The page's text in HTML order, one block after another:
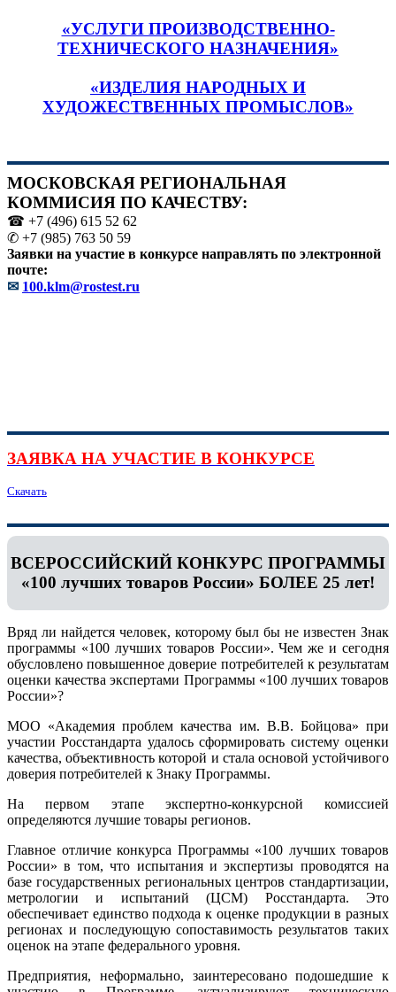
«УСЛУГИ ПРОИЗВОДСТВЕННО-
ТЕХНИЧЕСКОГО НАЗНАЧЕНИЯ»
«ИЗДЕЛИЯ НАРОДНЫХ И
ХУДОЖЕСТВЕННЫХ ПРОМЫСЛОВ»
МОСКОВСКАЯ РЕГИОНАЛЬНАЯ
КОММИСИЯ ПО КАЧЕСТВУ:
☎ +7 (496) 615 52 62
✆ +7 (985) 763 50 59
Заявки на участие в конкурсе направлять по электронной
почте:
✉ 100.klm@rostest.ru
ЗАЯВКА НА УЧАСТИЕ В КОНКУРСЕ
Скачать
ВСЕРОССИЙСКИЙ КОНКУРС ПРОГРАММЫ
«100 лучших товаров России» БОЛЕЕ 25 лет!
Вряд ли найдется человек, которому был бы не известен Знак
программы «100 лучших товаров России». Чем же и сегодня
обусловлено повышенное доверие потребителей к результатам
оценки качества экспертами Программы «100 лучших товаров
России»?
МОО «Академия проблем качества им. В.В. Бойцова» при
участии Росстандарта удалось сформировать систему оценки
качества, объективность которой и стала основой устойчивого
доверия потребителей к Знаку Программы.
На первом этапе экспертно-конкурсной комиссией
определяются лучшие товары регионов.
Главное отличие конкурса Программы «100 лучших товаров
России» в том, что испытания и экспертизы проводятся на
базе государственных региональных центров стандартизации,
метрологии и испытаний (ЦCM) Росстандарта. Это
обеспечивает единство подхода к оценке продукции в разных
регионах и последующую сопоставимость результатов таких
оценок на этапе федерального уровня.
Предприятия, неформально, заинтересовано подошедшие к